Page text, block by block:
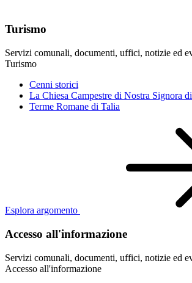
Turismo
Servizi comunali, documenti, uffici, notizie ed
Turismo
Cenni storici
La Chiesa Campestre di Nostra Signora
Terme Romane di Talia
Esplora argomento
Accesso all'informazione
Servizi comunali, documenti, uffici, notizie ed
Accesso all'informazione